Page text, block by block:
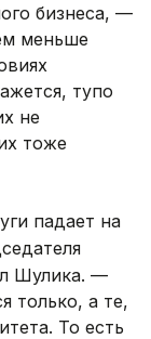
бизнеса, —
меньше
тупо
не
тоже
падает на
Шулика. —
только, а те,
То есть